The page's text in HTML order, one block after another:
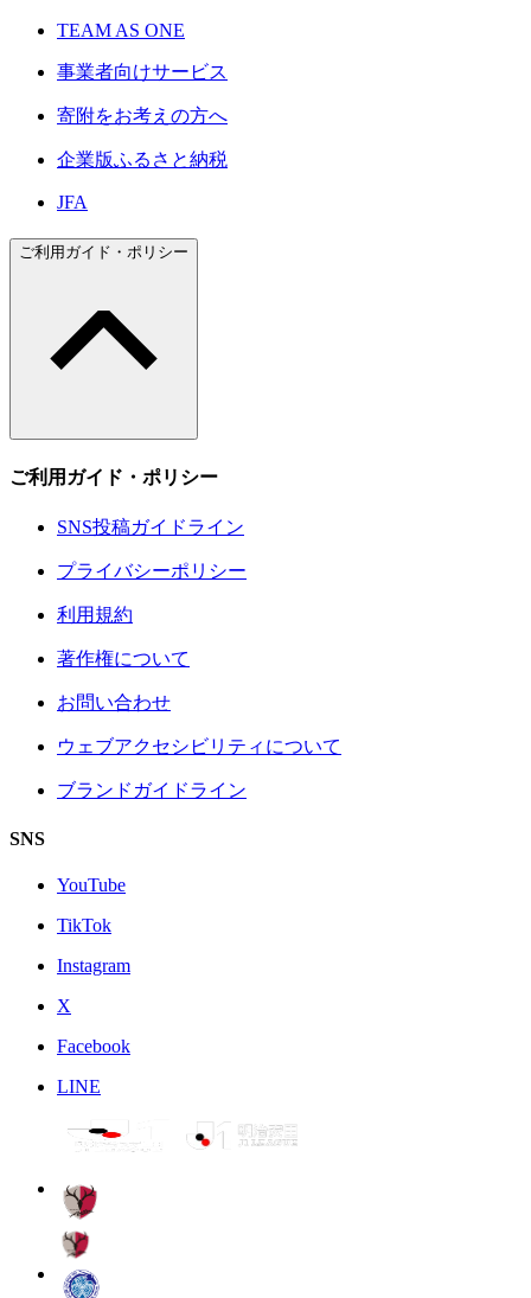
TEAM AS ONE
事業者向けサービス
寄附をお考えの方へ
企業版ふるさと納税
JFA
ご利用ガイド・ポリシー
ご利用ガイド・ポリシー
SNS投稿ガイドライン
プライバシーポリシー
利用規約
著作権について
お問い合わせ
ウェブアクセシビリティについて
ブランドガイドライン
SNS
YouTube
TikTok
Instagram
X
Facebook
LINE